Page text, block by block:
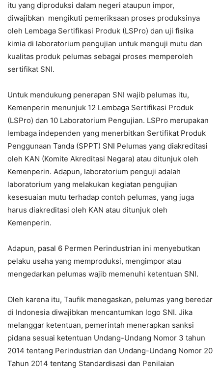
itu yang diproduksi dalam negeri ataupun impor,
diwajibkan mengikuti pemeriksaan proses produksinya
oleh Lembaga Sertifikasi Produk (LSPro) dan uji fisika
kimia di laboratorium pengujian untuk menguji mutu dan
kualitas produk pelumas sebagai proses memperoleh
sertifikat SNI.
Untuk mendukung penerapan SNI wajib pelumas itu,
Kemenperin menunjuk 12 Lembaga Sertifikasi Produk
(LSPro) dan 10 Laboratorium Pengujian. LSPro merupakan
lembaga independen yang menerbitkan Sertifikat Produk
Penggunaan Tanda (SPPT) SNI Pelumas yang diakreditasi
oleh KAN (Komite Akreditasi Negara) atau ditunjuk oleh
Kemenperin. Adapun, laboratorium penguji adalah
laboratorium yang melakukan kegiatan pengujian
kesesuaian mutu terhadap contoh pelumas, yang juga
harus diakreditasi oleh KAN atau ditunjuk oleh
Kemenperin.
Adapun, pasal 6 Permen Perindustrian ini menyebutkan
pelaku usaha yang memproduksi, mengimpor atau
mengedarkan pelumas wajib memenuhi ketentuan SNI.
Oleh karena itu, Taufik menegaskan, pelumas yang beredar
di Indonesia diwajibkan mencantumkan logo SNI. Jika
melanggar ketentuan, pemerintah menerapkan sanksi
pidana sesuai ketentuan Undang-Undang Nomor 3 tahun
2014 tentang Perindustrian dan Undang-Undang Nomor 20
Tahun 2014 tentang Standardisasi dan Penilaian